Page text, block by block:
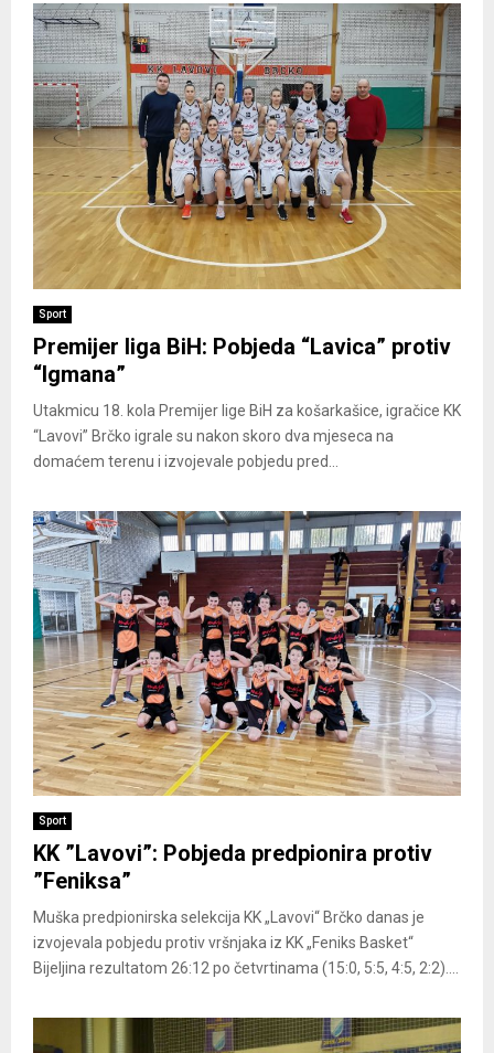
Sport
Premijer liga BiH: Pobjeda “Lavica” protiv
“Igmana”
Utakmicu 18. kola Premijer lige BiH za košarkašice, igračice KK
“Lavovi” Brčko igrale su nakon skoro dva mjeseca na
domaćem terenu i izvojevale pobjedu pred...
Sport
KK ”Lavovi”: Pobjeda predpionira protiv
”Feniksa”
Muška predpionirska selekcija KK „Lavovi“ Brčko danas je
izvojevala pobjedu protiv vršnjaka iz KK „Feniks Basket“
Bijeljina rezultatom 26:12 po četvrtinama (15:0, 5:5, 4:5, 2:2)....